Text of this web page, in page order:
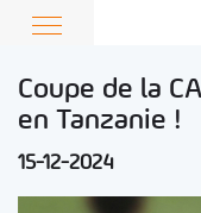
Coupe de la
en Tanzanie !
15-12-2024